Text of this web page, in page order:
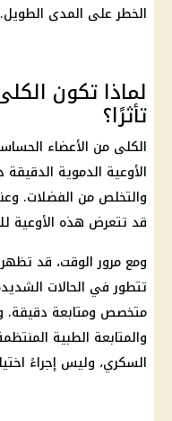
الخطر على المدى الطويل.
لماذا تكون
تأثرًا؟
الكلى من الأعضاء
الأوعية الدموية
والتخلص من الفضلات.
قد تتعرض هذه الأوعية
ومع مرور الوقت، قد
تتطور في الحالات
متخصص ومتابعة
والمتابعة الطبية
السكري، وليس إجراءً